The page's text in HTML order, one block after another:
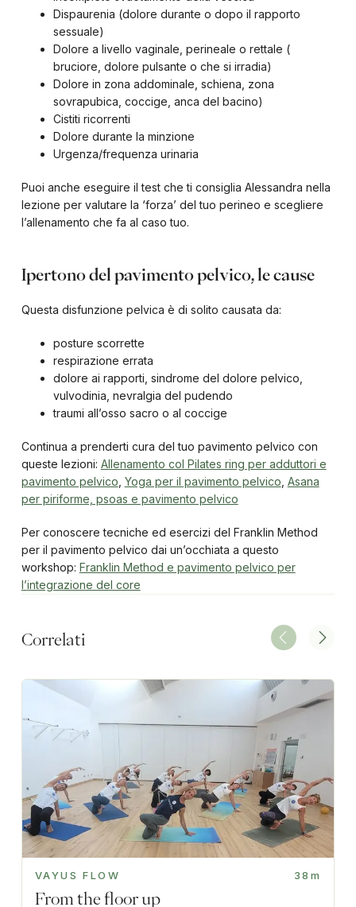
Dispaurenia (dolore durante o dopo il rapporto
sessuale)
Dolore a livello vaginale, perineale o rettale (
bruciore, dolore pulsante o che si irradia)
Dolore in zona addominale, schiena, zona
sovrapubica, coccige, anca del bacino)
Cistiti ricorrenti
Dolore durante la minzione
Urgenza/frequenza urinaria
Puoi anche eseguire il test che ti consiglia Alessandra nella
lezione per valutare la ‘forza’ del tuo perineo e scegliere
l’allenamento che fa al caso tuo.
Ipertono del pavimento pelvico, le cause
Questa disfunzione pelvica è di solito causata da:
posture scorrette
respirazione errata
dolore ai rapporti, sindrome del dolore pelvico,
vulvodinia, nevralgia del pudendo
traumi all’osso sacro o al coccige
Continua a prenderti cura del tuo pavimento pelvico con
queste lezioni: Allenamento col Pilates ring per adduttori e
pavimento pelvico Yoga per il pavimento pelvico Asana
per piriforme, psoas e pavimento pelvico
Per conoscere tecniche ed esercizi del Franklin Method
per il pavimento pelvico dai un’occhiata a questo
workshop: Franklin Method e pavimento pelvico per
l’integrazione del core
Correlati
VAYUS FLOW 38m
From the floor up